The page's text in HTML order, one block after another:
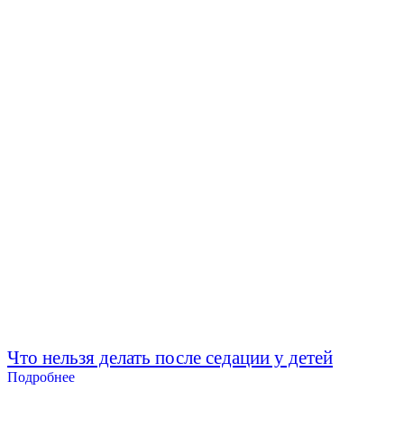
Что нельзя делать после седации у детей
Подробнее